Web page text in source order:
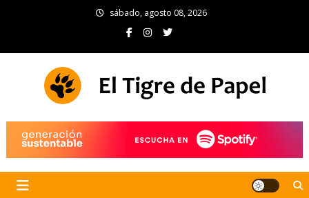
sábado, agosto 08, 2026